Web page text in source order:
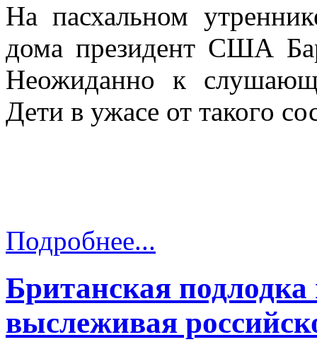
На пасхальном
дома президент США
Неожиданно к
Дети в ужасе от такого
Подробнее...
Британская
выслеживая